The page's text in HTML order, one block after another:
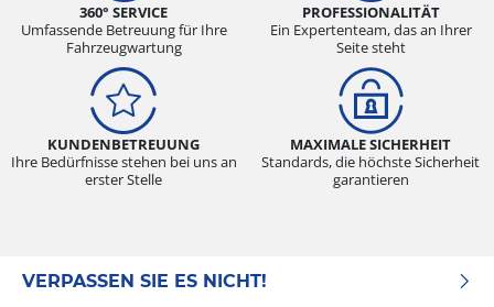
360° SERVICE
Umfassende Betreuung für Ihre
Fahrzeugwartung
PROFESSIONALITÄT
Ein Expertenteam, das an Ihrer
Seite steht
KUNDENBETREUUNG
Ihre Bedürfnisse stehen bei uns an
erster Stelle
MAXIMALE SICHERHEIT
Standards, die höchste Sicherheit
garantieren
VERPASSEN SIE ES NICHT!